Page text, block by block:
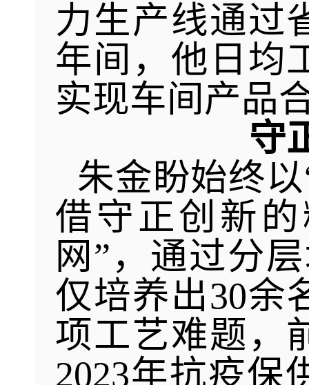
力生产线通过
年间，他日均
实现车间产品
守
朱金盼始终
借守正创新
网”，通过分
仅培养出30余
项工艺难题，
2023年抗疫保